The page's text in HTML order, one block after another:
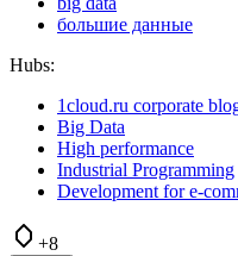
большие данные
Hubs:
1cloud.ru corporate
Big Data
High performance
Industrial Programming
Development for e-
+8